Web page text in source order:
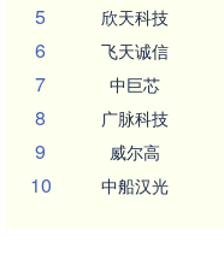
5 欣天科技
6 飞天诚信
7 中巨芯
8 广脉科技
9 威尔高
10 中船汉光